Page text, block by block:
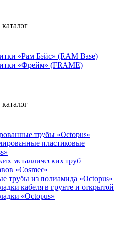
«Рам Бэйс» (RAM Base)
«Фрейм» (FRAME)
трубы «Octopus»
пластиковые
металлических труб
«Cosmec»
трубы из полиамида «Octopus»
кабеля в грунте и открытой
«Octopus»